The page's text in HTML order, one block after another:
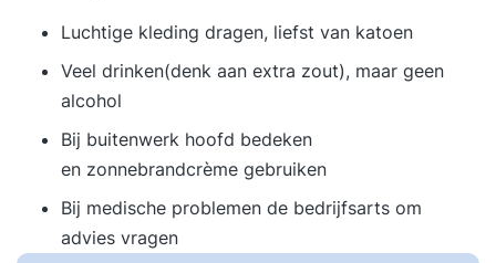
Luchtige kleding dragen, liefst van katoen
Veel drinken(denk aan extra zout), maar geen
alcohol
Bij buitenwerk hoofd bedeken
en zonnebrandcrème gebruiken
Bij medische problemen de bedrijfsarts om
advies vragen